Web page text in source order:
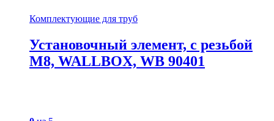
Комплектующие для труб
Установочный элемент, с резьбой
М8, WALLBOX, WB 90401